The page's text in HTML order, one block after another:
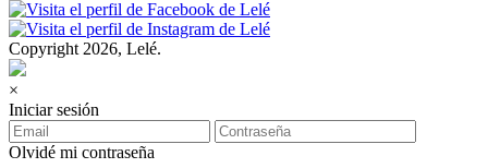
Copyright 2026, Lelé.
×
Iniciar sesión
Olvidé mi contraseña